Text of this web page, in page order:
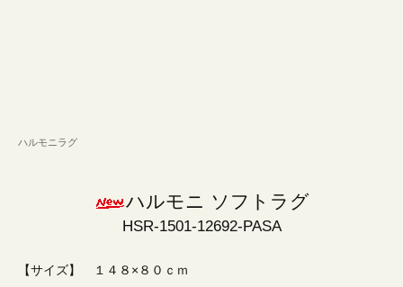
ハルモニラグ
ハルモニ ソフトラグ
HSR-1501-12692-PASA
【サイズ】 １４８×８０ｃｍ